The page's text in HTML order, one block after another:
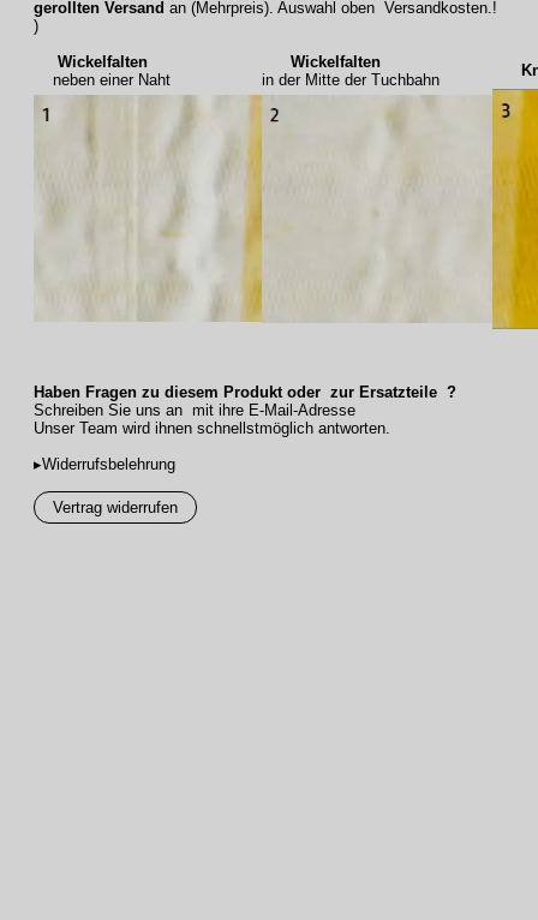
gerollten Versand an (Mehrpreis). Auswahl oben Versandkosten.!
)
Wickelfalten
neben einer Naht
Wickelfalten
in der Mitte der Tuchbahn
Haben Fragen zu diesem Produkt oder zur Ersatzteile ?
Schreiben Sie uns an mit ihre E-Mail-Adresse
Unser Team wird ihnen schnellstmöglich antworten.
▸Widerrufsbelehrung
Vertrag widerrufen